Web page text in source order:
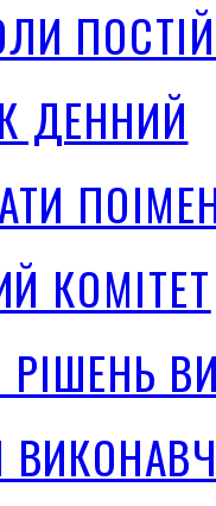
ДЕННИЙ
КОМІТЕТ